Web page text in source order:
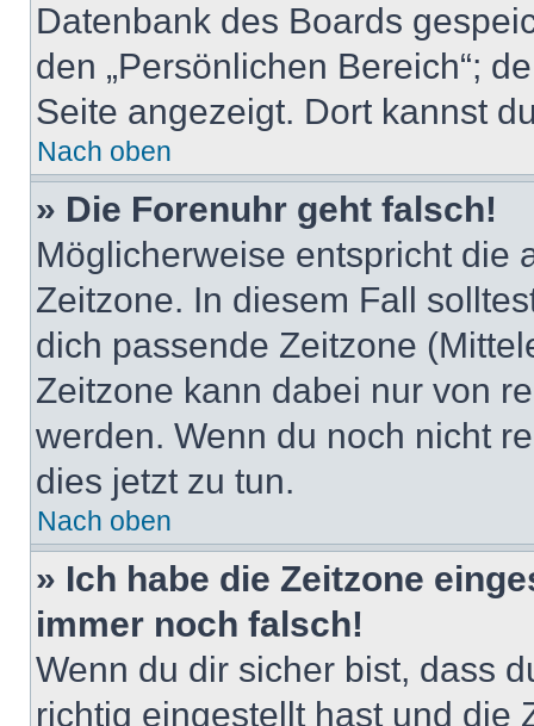
Datenbank des Boards
den „Persönlichen Bereich“;
Seite angezeigt. Dort kannst
Nach oben
» Die Forenuhr geht falsch!
Möglicherweise entspricht die
Zeitzone. In diesem Fall
dich passende Zeitzone
Zeitzone kann dabei nur von
werden. Wenn du noch nicht
dies jetzt zu tun.
Nach oben
» Ich habe die Zeitzone
immer noch falsch!
Wenn du dir sicher bist, dass
richtig eingestellt hast und die